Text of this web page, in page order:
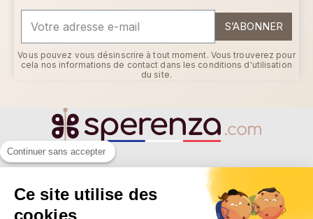
S’ABONNER
Vous pouvez vous désinscrire à tout moment. Vous trouverez pour
cela nos informations de contact dans les conditions d'utilisation
du site.
SPERENZA
55 Allée Eugène Ducretet
Continuer sans accepter
Ce site utilise des
cookies